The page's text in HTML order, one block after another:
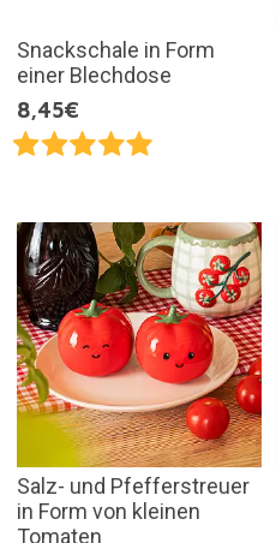
Snackschale in Form
einer Blechdose
8,45€
Salz- und Pfefferstreuer
in Form von kleinen
Tomaten